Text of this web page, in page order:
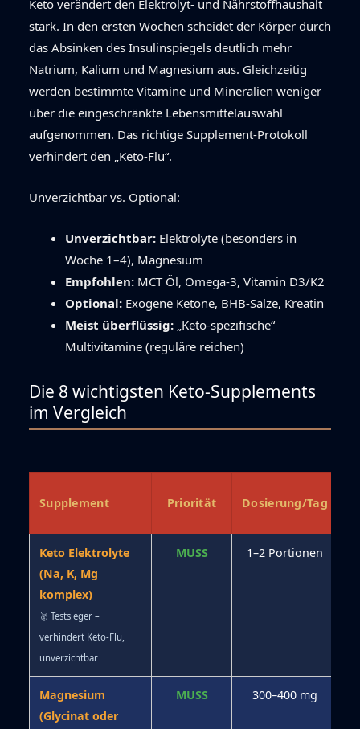
Keto verändert den Elektrolyt- und Nährstoffhaushalt
stark. In den ersten Wochen scheidet der Körper durch
das Absinken des Insulinspiegels deutlich mehr
Natrium, Kalium und Magnesium aus. Gleichzeitig
werden bestimmte Vitamine und Mineralien weniger
über die eingeschränkte Lebensmittelauswahl
aufgenommen. Das richtige Supplement-Protokoll
verhindert den „Keto-Flu“.
Unverzichtbar vs. Optional:
Unverzichtbar: Elektrolyte (besonders in
Woche 1–4), Magnesium
Empfohlen: MCT Öl, Omega-3, Vitamin D3/K2
Optional: Exogene Ketone, BHB-Salze, Kreatin
Meist überflüssig: „Keto-spezifische“
Multivitamine (reguläre reichen)
Die 8 wichtigsten Keto-Supplements
im Vergleich
Supplement Priorität Dosierung/Tag
Keto Elektrolyte
(Na, K, Mg
komplex)
🥇 Testsieger –
verhindert Keto-Flu,
unverzichtbar
MUSS 1–2 Portionen
Magnesium
(Glycinat oder
MUSS 300–400 mg